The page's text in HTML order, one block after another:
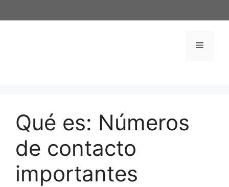
al
Menú
Qué es: Números
de contacto
importantes